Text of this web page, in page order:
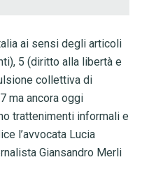
ai sensi degli articoli
5 (diritto alla libertà e
collettiva di
ma ancora oggi
trattenimenti informali e
l’avvocata Lucia
Giansandro Merli